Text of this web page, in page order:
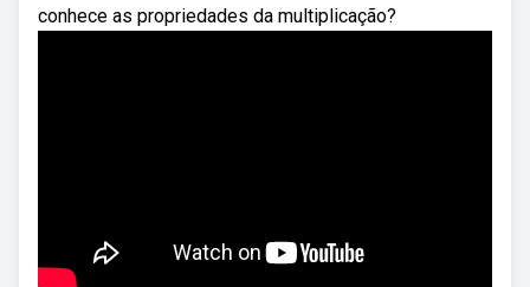
conhece as propriedades da multiplicação?